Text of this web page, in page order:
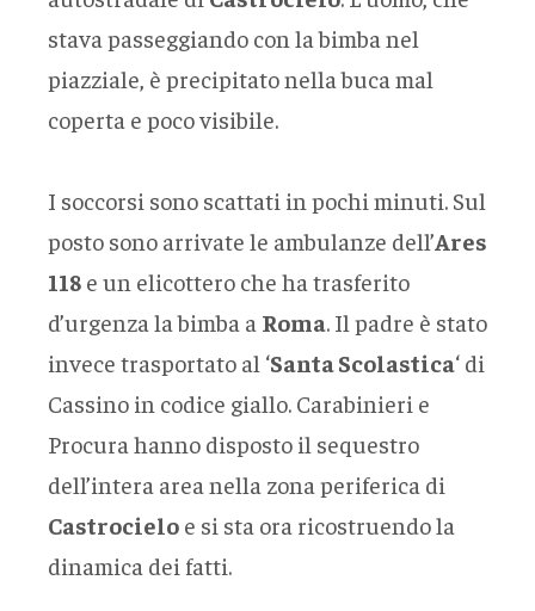
stava passeggiando con la bimba nel
piazziale, è precipitato nella buca mal
coperta e poco visibile.
I soccorsi sono scattati in pochi minuti. Sul
posto sono arrivate le ambulanze dell’Ares
118 e un elicottero che ha trasferito
d’urgenza la bimba a Roma. Il padre è stato
invece trasportato al ‘Santa Scolastica‘ di
Cassino in codice giallo. Carabinieri e
Procura hanno disposto il sequestro
dell’intera area nella zona periferica di
Castrocielo e si sta ora ricostruendo la
dinamica dei fatti.